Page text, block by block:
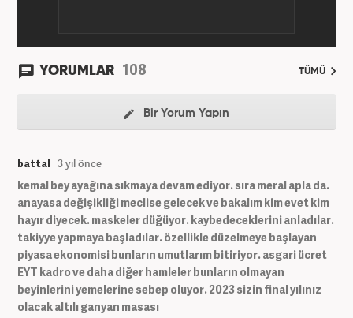
YORUMLAR 108 TÜMÜ
Bir Yorum Yapın
battal 3 yıl önce
kemal bey ayağına sıkmaya devam ediyor. sıra meral apla da.
anayasa değişikliği meclise gelecek ve bakalım kim evet kim
hayır diyecek. maskeler düğüyor. kaybedeceklerini anladılar.
takiyye yapmaya başladılar. özellikle düzelmeye başlayan
piyasa ekonomisi bunların umutlarım bitiriyor. asgari ücret
EYT kadro ve daha diğer hamleler bunların olmayan
beyinlerini yemelerine sebep oluyor. 2023 sizin final yılınız
olacak altılı ganyan masası